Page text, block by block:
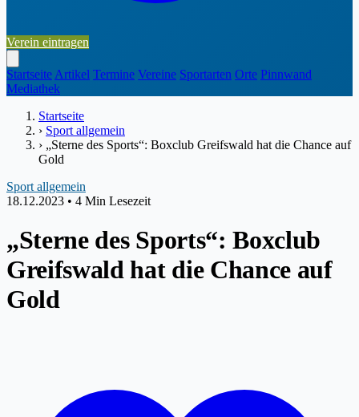
Verein eintragen
Startseite Artikel Termine Vereine Sportarten Orte Pinnwand
Mediathek
Startseite
› Sport allgemein
› „Sterne des Sports“: Boxclub Greifswald hat die Chance auf
Gold
Sport allgemein
18.12.2023 • 4 Min Lesezeit
„Sterne des Sports“: Boxclub
Greifswald hat die Chance auf
Gold